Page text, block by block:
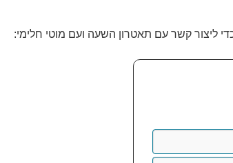
ליצור קשר עם תאטרון השעה ועם מוטי חלימי: